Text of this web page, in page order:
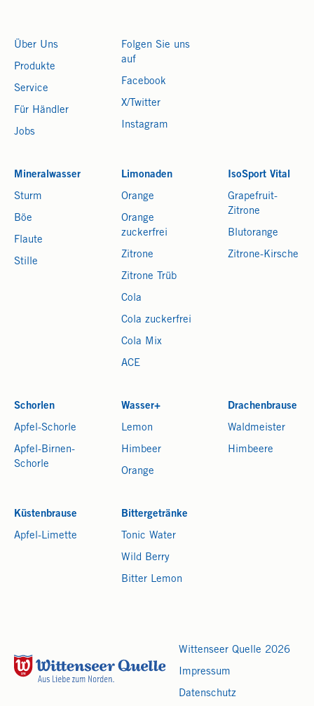
Mineralwasser
Sturm
Böe
Flaute
Stille
Limonaden
Orange
Orange
zuckerfrei
Zitrone
Zitrone Trüb
Cola
Cola zuckerfrei
Cola Mix
ACE
IsoSport Vital
Grapefruit-
Zitrone
Blutorange
Zitrone-Kirsche
Schorlen
Apfel-Schorle
Apfel-Birnen-
Schorle
Wasser+
Lemon
Himbeer
Orange
Drachenbrause
Waldmeister
Himbeere
Küstenbrause
Apfel-Limette
Bittergetränke
Tonic Water
Wild Berry
Bitter Lemon
Über Uns
Produkte
Service
Für Händler
Jobs
Folgen Sie uns
auf
Facebook
X/Twitter
Instagram
Wittenseer Quelle 2026
Impressum
Datenschutz